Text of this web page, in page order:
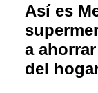
Así es
a
del